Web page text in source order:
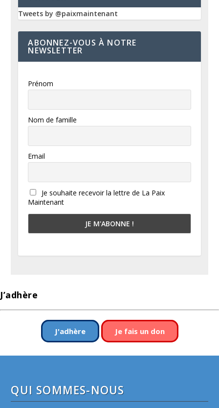
Tweets by @paixmaintenant
ABONNEZ-VOUS À NOTRE
NEWSLETTER
Prénom
Nom de famille
Email
Je souhaite recevoir la lettre de La Paix
Maintenant
J’adhère
J'adhère Je fais un don
QUI SOMMES-NOUS